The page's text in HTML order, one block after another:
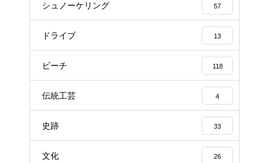
シュノーケリング 57
ドライブ 13
ビーチ 118
伝統工芸 4
史跡 33
文化 26